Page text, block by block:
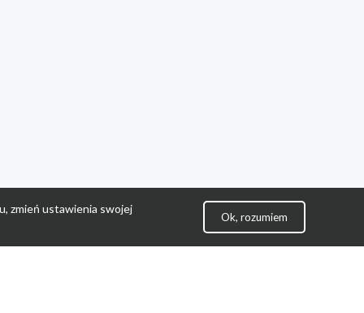
zmień ustawienia swojej
Ok, rozumiem